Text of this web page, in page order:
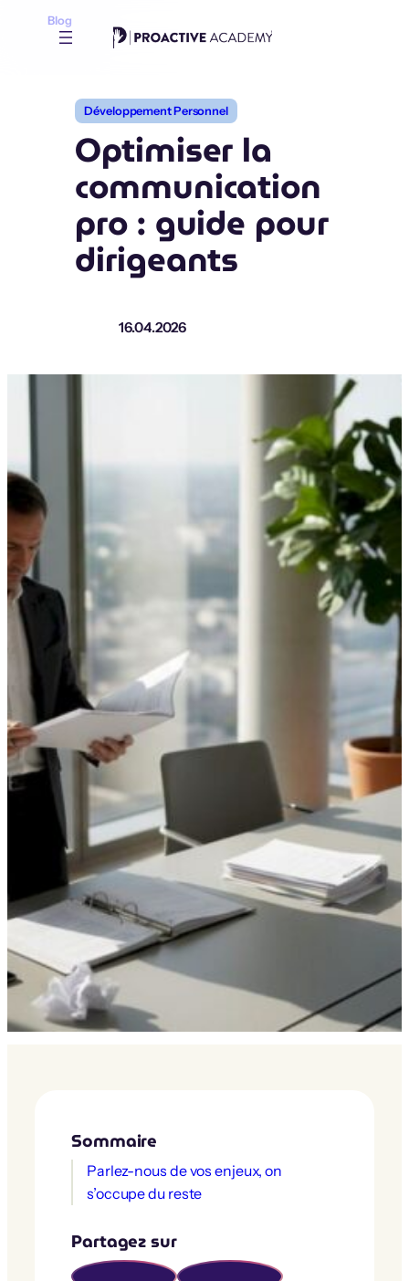
Blog
Développement Personnel
Optimiser la
communication
pro : guide pour
dirigeants
16.04.2026
Sommaire
Parlez-nous de vos enjeux, on
s’occupe du reste
Partagez sur